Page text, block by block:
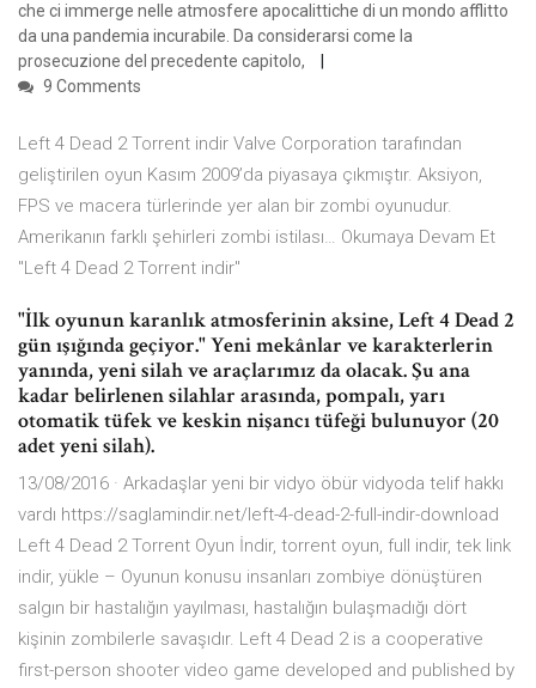
che ci immerge nelle atmosfere apocalittiche di un mondo afflitto
da una pandemia incurabile. Da considerarsi come la
prosecuzione del precedente capitolo,
9 Comments
Left 4 Dead 2 Torrent indir Valve Corporation tarafından
geliştirilen oyun Kasım 2009’da piyasaya çıkmıştır. Aksiyon,
FPS ve macera türlerinde yer alan bir zombi oyunudur.
Amerikanın farklı şehirleri zombi istilası… Okumaya Devam Et
"Left 4 Dead 2 Torrent indir"
"İlk oyunun karanlık atmosferinin aksine, Left 4 Dead 2
gün ışığında geçiyor." Yeni mekânlar ve karakterlerin
yanında, yeni silah ve araçlarımız da olacak. Şu ana
kadar belirlenen silahlar arasında, pompalı, yarı
otomatik tüfek ve keskin nişancı tüfeği bulunuyor (20
adet yeni silah).
13/08/2016 · Arkadaşlar yeni bir vidyo öbür vidyoda telif hakkı
vardı https://saglamindir.net/left-4-dead-2-full-indir-download
Left 4 Dead 2 Torrent Oyun İndir, torrent oyun, full indir, tek link
indir, yükle – Oyunun konusu insanları zombiye dönüştüren
salgın bir hastalığın yayılması, hastalığın bulaşmadığı dört
kişinin zombilerle savaşıdır. Left 4 Dead 2 is a cooperative
first-person shooter video game developed and published by